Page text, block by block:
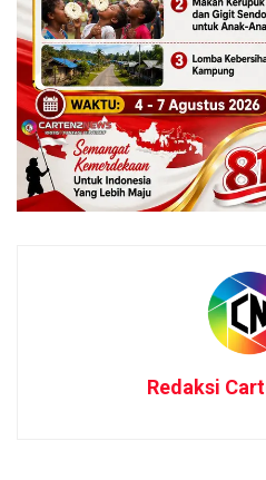
Redaksi